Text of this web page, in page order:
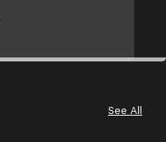
See All